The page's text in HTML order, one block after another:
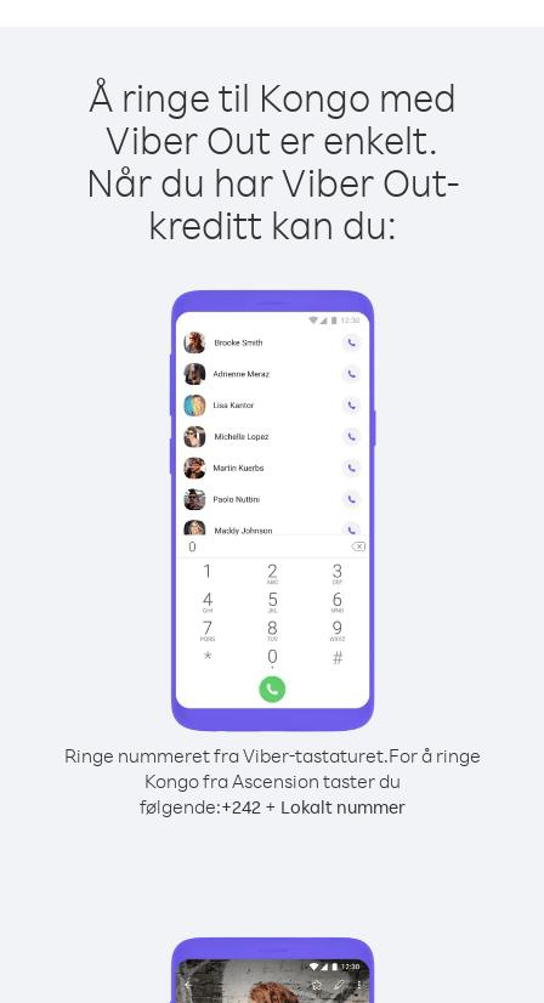
Å ringe til Kongo med
Viber Out er enkelt.
Når du har Viber Out-
kreditt kan du:
Ringe nummeret fra Viber-tastaturet.For å ringe
Kongo fra Ascension taster du
følgende:+242+ Lokalt nummer